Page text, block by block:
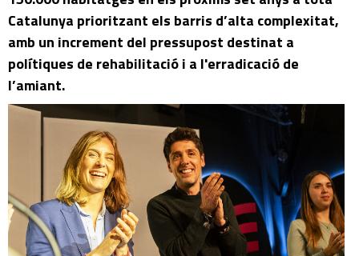
Catalunya prioritzant els barris d’alta complexitat,
amb un increment del pressupost destinat a
polítiques de rehabilitació i a l'erradicació de
l’amiant.